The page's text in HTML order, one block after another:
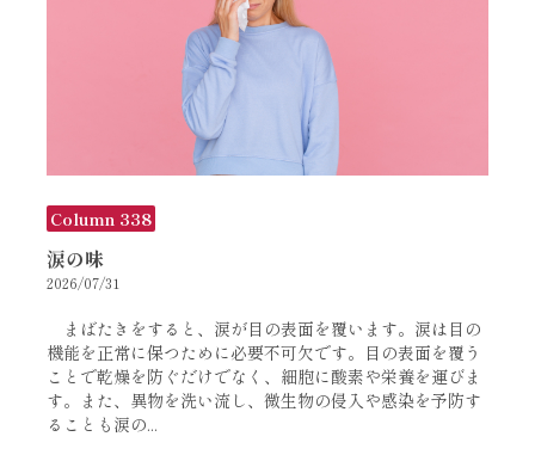
Column 338
涙の味
2026/07/31
まばたきをすると、涙が目の表面を覆います。涙は目の
機能を正常に保つために必要不可欠です。目の表面を覆う
ことで乾燥を防ぐだけでなく、細胞に酸素や栄養を運びま
す。また、異物を洗い流し、微生物の侵入や感染を予防す
ることも涙の...